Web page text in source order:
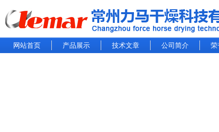
网站首页 产品展示 技术文章 公司简介 荣